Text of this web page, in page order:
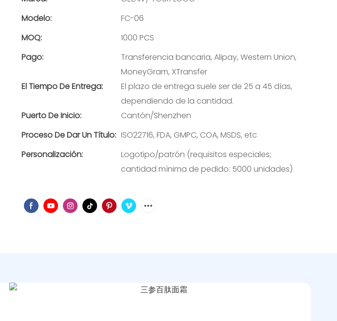
Modelo:
FC-06
MOQ:
1000 PCS
Pago:
Transferencia bancaria, Alipay, Western Union,
MoneyGram, XTransfer
El Tiempo De Entrega:
El plazo de entrega suele ser de 25 a 45 días,
dependiendo de la cantidad.
Puerto De Inicio:
Cantón/Shenzhen
Proceso De Dar Un Título: ISO22716, FDA, GMPC, COA, MSDS, etc
Personalización:
Logotipo/patrón (requisitos especiales;
cantidad mínima de pedido: 5000 unidades)